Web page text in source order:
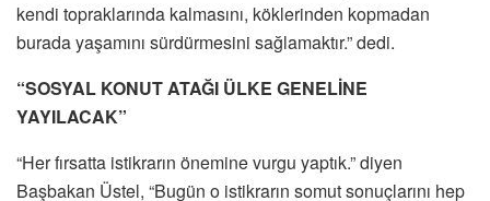
kendi topraklarında kalmasını, köklerinden kopmadan
burada yaşamını sürdürmesini sağlamaktır.” dedi.
“SOSYAL KONUT ATAĞI ÜLKE GENELİNE
YAYILACAK”
“Her fırsatta istikrarın önemine vurgu yaptık.” diyen
Başbakan Üstel, “Bugün o istikrarın somut sonuçlarını hep